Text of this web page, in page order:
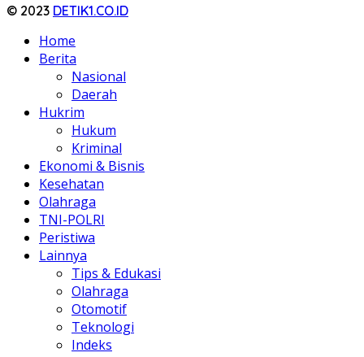
© 2023 DETIK1.CO.ID
Home
Berita
Nasional
Daerah
Hukrim
Hukum
Kriminal
Ekonomi & Bisnis
Kesehatan
Olahraga
TNI-POLRI
Peristiwa
Lainnya
Tips & Edukasi
Olahraga
Otomotif
Teknologi
Indeks